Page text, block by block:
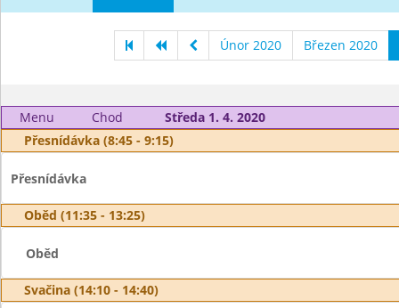
Únor 2020 Březen 2020
Menu Chod
Středa 1. 4. 2020
Přesnídávka (8:45 - 9:15)
Přesnídávka
Oběd (11:35 - 13:25)
Oběd
Svačina (14:10 - 14:40)